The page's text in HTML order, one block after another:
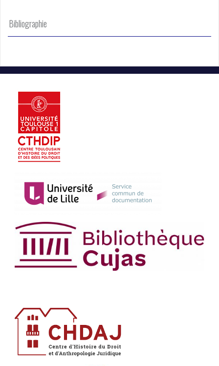
Bibliographie